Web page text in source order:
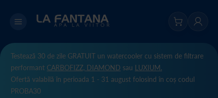
Testează 30 de zile GRATUIT un watercooler cu sistem de filtrare
performant CARBOFIZZ, DIAMOND sau LUXIUM.
Ofertă valabilă în perioada 1 - 31 august folosind în coș codul
PROBA30